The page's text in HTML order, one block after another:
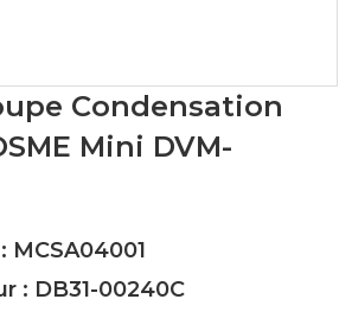
Condensation
Mini DVM-
MCSA04001
: DB31-00240C